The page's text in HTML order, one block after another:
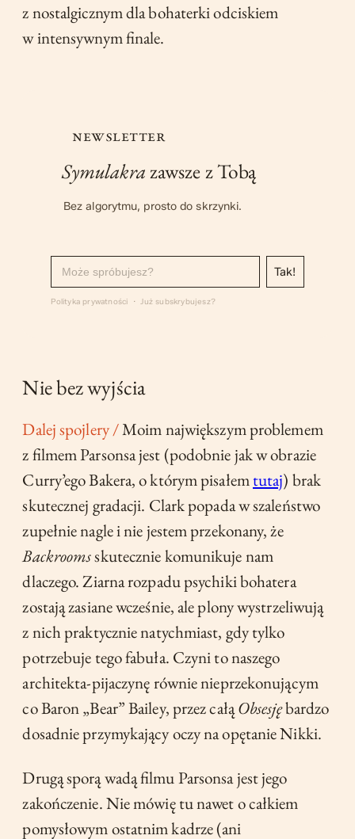
z nostalgicznym dla bohaterki odciskiem
w intensywnym finale.
NEWSLETTER
Symulakrazawsze z Tobą
Bez algorytmu, prosto do skrzynki.
Polityka prywatności · Już subskrybujesz?
Nie bez wyjścia
Dalej spojlery /Moim największym problemem
z filmem Parsonsa jest (podobnie jak w obrazie
Curry’ego Bakera, o którym pisałemtutaj) brak
skutecznej gradacji. Clark popada w szaleństwo
zupełnie nagle i nie jestem przekonany, że
Backroomsskutecznie komunikuje nam
dlaczego. Ziarna rozpadu psychiki bohatera
zostają zasiane wcześnie, ale plony wystrzeliwują
z nich praktycznie natychmiast, gdy tylko
potrzebuje tego fabuła. Czyni to naszego
architekta-pijaczynę równie nieprzekonującym
co Baron „Bear” Bailey, przez całąObsesjębardzo
dosadnie przymykający oczy na opętanie Nikki.
Drugą sporą wadą filmu Parsonsa jest jego
zakończenie. Nie mówię tu nawet o całkiem
pomysłowym ostatnim kadrze (ani